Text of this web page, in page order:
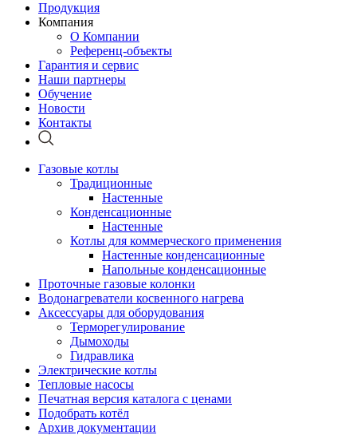
Продукция
Компания
О Компании
Референц-объекты
Гарантия и сервис
Наши партнеры
Обучение
Новости
Контакты
Газовые котлы
Традиционные
Настенные
Конденсационные
Настенные
Котлы для коммерческого применения
Настенные конденсационные
Напольные конденсационные
Проточные газовые колонки
Водонагреватели косвенного нагрева
Аксессуары для оборудования
Терморегулирование
Дымоходы
Гидравлика
Электрические котлы
Тепловые насосы
Печатная версия каталога с ценами
Подобрать котёл
Архив документации